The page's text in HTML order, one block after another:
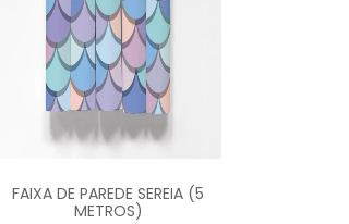
FAIXA DE PAREDE SEREIA (5
METROS)